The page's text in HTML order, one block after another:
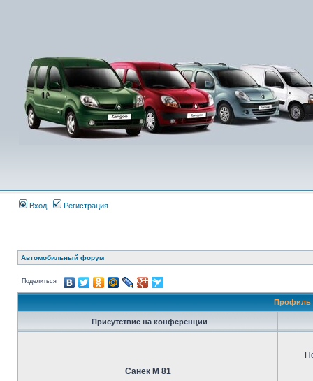
Вход Регистрация
Автомобильный форум
Поделиться
Профиль
Присутствие на конференции
Санёк М 81